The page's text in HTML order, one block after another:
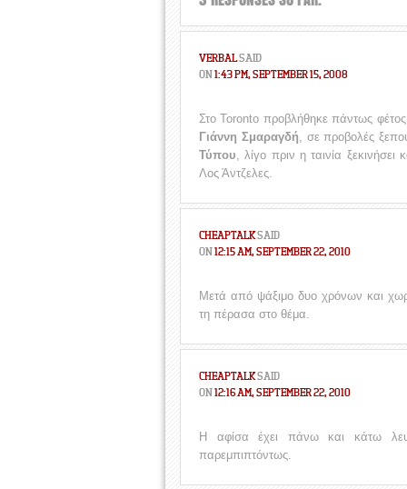
VERBALSAID
ON1:43 PM, SEPTEMBER 15, 2008
Στο Toronto προβλήθηκε πάντως
Γιάννη Σμαραγδή, σε προβολές
Τύπου, λίγο πριν η ταινία
Λος Άντζελες.
CHEAPTALKSAID
ON12:15 AM, SEPTEMBER 22, 2010
Μετά από ψάξιμο δυο χρόνων και
τη πέρασα στο θέμα.
CHEAPTALKSAID
ON12:16 AM, SEPTEMBER 22, 2010
Η αφίσα έχει πάνω και κάτω
παρεμπιπτόντως.